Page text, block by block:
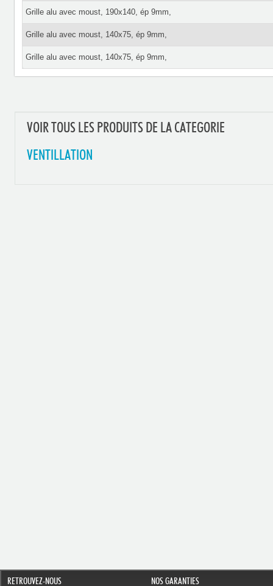
Grille alu avec moust, 190x140, ép 9mm,
Grille alu avec moust, 140x75, ép 9mm,
Grille alu avec moust, 140x75, ép 9mm,
VOIR TOUS LES PRODUITS DE LA CATEGORIE
VENTILLATION
RETROUVEZ-NOUS NOS GARANTIES